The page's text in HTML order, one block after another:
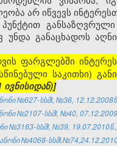
არ იწვევს
უნდა განაცხადოს
ფარგლებში
საკითხი)
№627-სსმI, №36,
№2107-სსმI, №40,
№3163-სსმI, №39,
№4068-